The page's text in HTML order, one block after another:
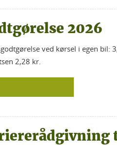
2026
ved kørsel i egen bil:
2,28 kr.